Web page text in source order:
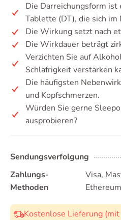
Die Darreichungsform ist
Tablette (DT), die sich im
Die Wirkung setzt nach
Die Wirkdauer beträgt
Verzichten Sie auf
Schläfrigkeit verstärken
Die häufigsten
und Kopfschmerzen.
Würden Sie gerne
ausprobieren?
Sendungsverfolgung
Zahlungs-
Methoden
Visa,
Ethereum
Kostenlose Lieferung